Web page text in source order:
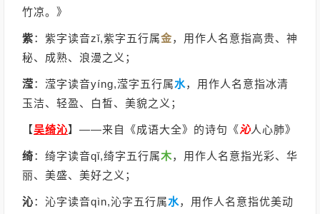
竹凉。》
紫：紫字读音zǐ,紫字五行属金，用作人名意指高贵、神
秘、成熟、浪漫之义；
滢：滢字读音yíng,滢字五行属水，用作人名意指冰清
玉洁、轻盈、白皙、美貌之义；
【吴绮沁】 ——来自《成语大全》的诗句《沁人心肺》
绮：绮字读音qǐ,绮字五行属木，用作人名意指光彩、华
丽、美盛、美好之义；
沁：沁字读音qìn,沁字五行属水，用作人名意指优美动